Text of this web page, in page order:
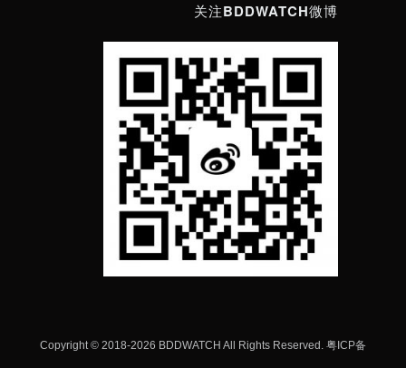
关注BDDWATCH微博
Copyright © 2018-2026 BDDWATCH All Rights Reserved. 粤ICP备